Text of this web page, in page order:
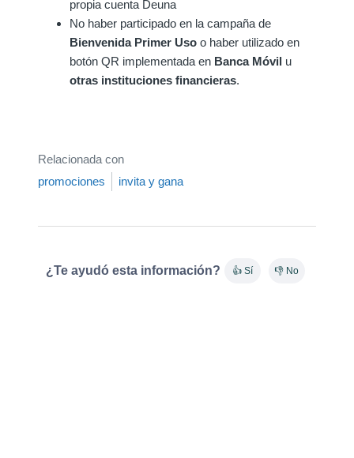
propia cuenta Deuna
No haber participado en la campaña de
Bienvenida Primer Uso o haber utilizado en
botón QR implementada en Banca Móvil u
otras instituciones financieras.
Relacionada con
promociones
invita y gana
¿Te ayudó esta información? 👍 Sí 👎 No